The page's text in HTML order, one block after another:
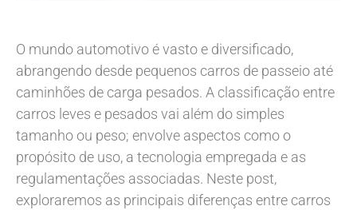
O mundo automotivo é vasto e diversificado,
abrangendo desde pequenos carros de passeio até
caminhões de carga pesados. A classificação entre
carros leves e pesados vai além do simples
tamanho ou peso; envolve aspectos como o
propósito de uso, a tecnologia empregada e as
regulamentações associadas. Neste post,
exploraremos as principais diferenças entre carros